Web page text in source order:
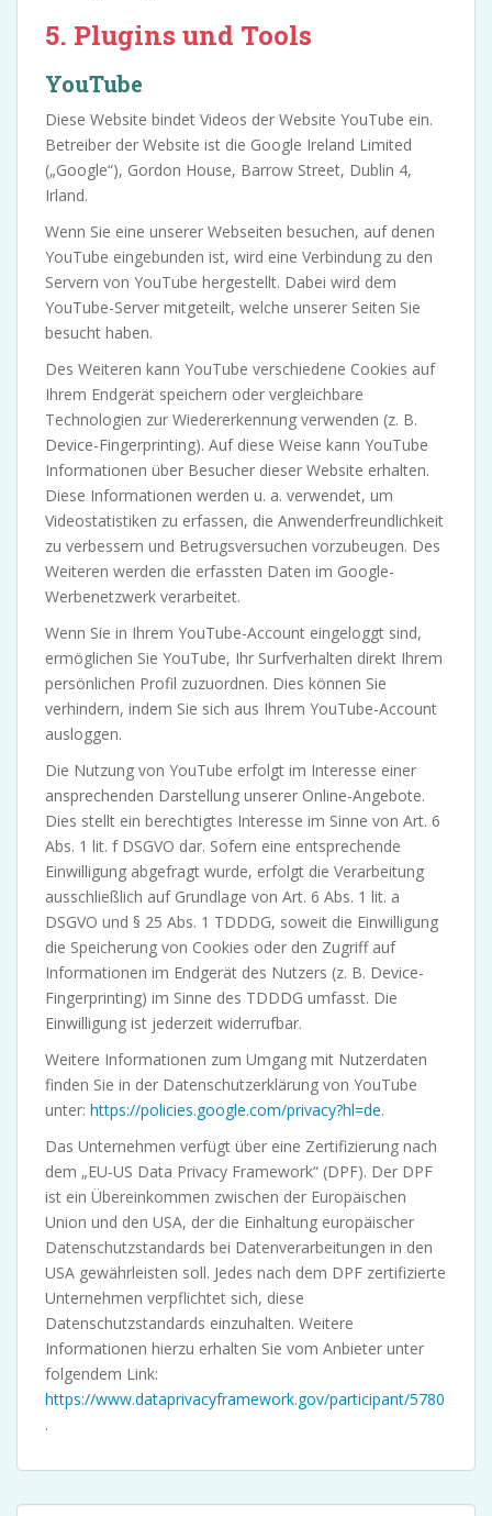
5. Plugins und Tools
YouTube
Diese Website bindet Videos der Website YouTube ein.
Betreiber der Website ist die Google Ireland Limited
(„Google“), Gordon House, Barrow Street, Dublin 4,
Irland.
Wenn Sie eine unserer Webseiten besuchen, auf denen
YouTube eingebunden ist, wird eine Verbindung zu den
Servern von YouTube hergestellt. Dabei wird dem
YouTube-Server mitgeteilt, welche unserer Seiten Sie
besucht haben.
Des Weiteren kann YouTube verschiedene Cookies auf
Ihrem Endgerät speichern oder vergleichbare
Technologien zur Wiedererkennung verwenden (z. B.
Device-Fingerprinting). Auf diese Weise kann YouTube
Informationen über Besucher dieser Website erhalten.
Diese Informationen werden u. a. verwendet, um
Videostatistiken zu erfassen, die Anwenderfreundlichkeit
zu verbessern und Betrugsversuchen vorzubeugen. Des
Weiteren werden die erfassten Daten im Google-
Werbenetzwerk verarbeitet.
Wenn Sie in Ihrem YouTube-Account eingeloggt sind,
ermöglichen Sie YouTube, Ihr Surfverhalten direkt Ihrem
persönlichen Profil zuzuordnen. Dies können Sie
verhindern, indem Sie sich aus Ihrem YouTube-Account
ausloggen.
Die Nutzung von YouTube erfolgt im Interesse einer
ansprechenden Darstellung unserer Online-Angebote.
Dies stellt ein berechtigtes Interesse im Sinne von Art. 6
Abs. 1 lit. f DSGVO dar. Sofern eine entsprechende
Einwilligung abgefragt wurde, erfolgt die Verarbeitung
ausschließlich auf Grundlage von Art. 6 Abs. 1 lit. a
DSGVO und § 25 Abs. 1 TDDDG, soweit die Einwilligung
die Speicherung von Cookies oder den Zugriff auf
Informationen im Endgerät des Nutzers (z. B. Device-
Fingerprinting) im Sinne des TDDDG umfasst. Die
Einwilligung ist jederzeit widerrufbar.
Weitere Informationen zum Umgang mit Nutzerdaten
finden Sie in der Datenschutzerklärung von YouTube
unter: https://policies.google.com/privacy?hl=de.
Das Unternehmen verfügt über eine Zertifizierung nach
dem „EU-US Data Privacy Framework“ (DPF). Der DPF
ist ein Übereinkommen zwischen der Europäischen
Union und den USA, der die Einhaltung europäischer
Datenschutzstandards bei Datenverarbeitungen in den
USA gewährleisten soll. Jedes nach dem DPF zertifizierte
Unternehmen verpflichtet sich, diese
Datenschutzstandards einzuhalten. Weitere
Informationen hierzu erhalten Sie vom Anbieter unter
folgendem Link:
https://www.dataprivacyframework.gov/participant/5780
.